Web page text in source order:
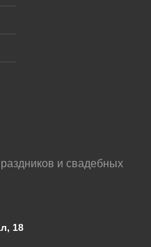
и свадебных
18